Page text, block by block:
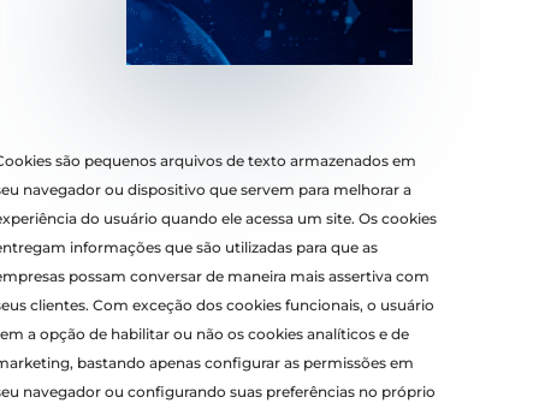
são pequenos arquivos de texto armazenados em
navegador ou dispositivo que servem para melhorar a
do usuário quando ele acessa um site. Os cookies
informações que são utilizadas para que as
possam conversar de maneira mais assertiva com
clientes. Com exceção dos cookies funcionais, o usuário
a opção de habilitar ou não os cookies analíticos e de
bastando apenas configurar as permissões em
navegador ou configurando suas preferências no próprio